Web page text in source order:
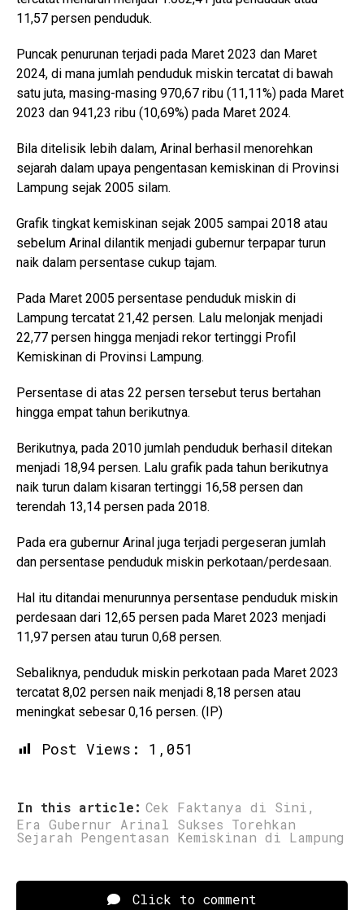
11,57 persen penduduk.
Puncak penurunan terjadi pada Maret 2023 dan Maret
2024, di mana jumlah penduduk miskin tercatat di bawah
satu juta, masing-masing 970,67 ribu (11,11%) pada Maret
2023 dan 941,23 ribu (10,69%) pada Maret 2024.
Bila ditelisik lebih dalam, Arinal berhasil menorehkan
sejarah dalam upaya pengentasan kemiskinan di Provinsi
Lampung sejak 2005 silam.
Grafik tingkat kemiskinan sejak 2005 sampai 2018 atau
sebelum Arinal dilantik menjadi gubernur terpapar turun
naik dalam persentase cukup tajam.
Pada Maret 2005 persentase penduduk miskin di
Lampung tercatat 21,42 persen. Lalu melonjak menjadi
22,77 persen hingga menjadi rekor tertinggi Profil
Kemiskinan di Provinsi Lampung.
Persentase di atas 22 persen tersebut terus bertahan
hingga empat tahun berikutnya.
Berikutnya, pada 2010 jumlah penduduk berhasil ditekan
menjadi 18,94 persen. Lalu grafik pada tahun berikutnya
naik turun dalam kisaran tertinggi 16,58 persen dan
terendah 13,14 persen pada 2018.
Pada era gubernur Arinal juga terjadi pergeseran jumlah
dan persentase penduduk miskin perkotaan/perdesaan.
Hal itu ditandai menurunnya persentase penduduk miskin
perdesaan dari 12,65 persen pada Maret 2023 menjadi
11,97 persen atau turun 0,68 persen.
Sebaliknya, penduduk miskin perkotaan pada Maret 2023
tercatat 8,02 persen naik menjadi 8,18 persen atau
meningkat sebesar 0,16 persen. (IP)
Post Views: 1,051
In this article: Cek Faktanya di Sini,
Era Gubernur Arinal Sukses Torehkan
Sejarah Pengentasan Kemiskinan di Lampung
Click to comment